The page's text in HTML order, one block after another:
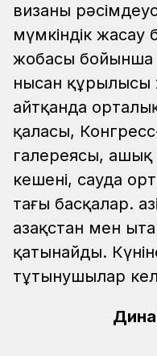
визаны
мүмкіндік
жобасы бойынша
нысан құрылысы
айтқанда
қаласы,
галереясы, ашық
кешені, сауда
тағы басқалар.
Қазақстан мен
қатынайды.
тұтынушылар